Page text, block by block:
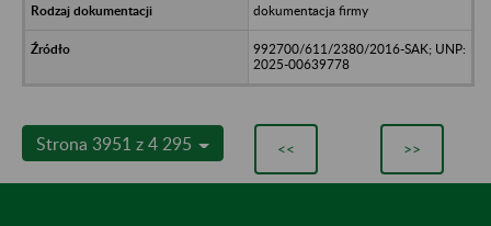
dokumentacja firmy
992700/611/2380/2016-SAK; UNP:
2025-00639778
Strona 3951 z 4 295 << >>